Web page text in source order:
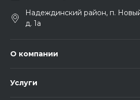
Надеждинский район, п.
д. 1а
О компании
Услуги